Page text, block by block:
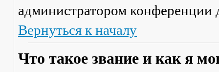
администратором конференции
Вернуться к началу
Что такое звание и как я